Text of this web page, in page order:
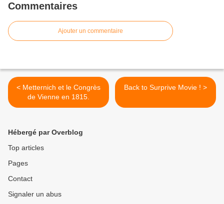
Commentaires
Ajouter un commentaire
< Metternich et le Congrès
de Vienne en 1815.
Back to Surprive Movie ! >
Hébergé par Overblog
Top articles
Pages
Contact
Signaler un abus